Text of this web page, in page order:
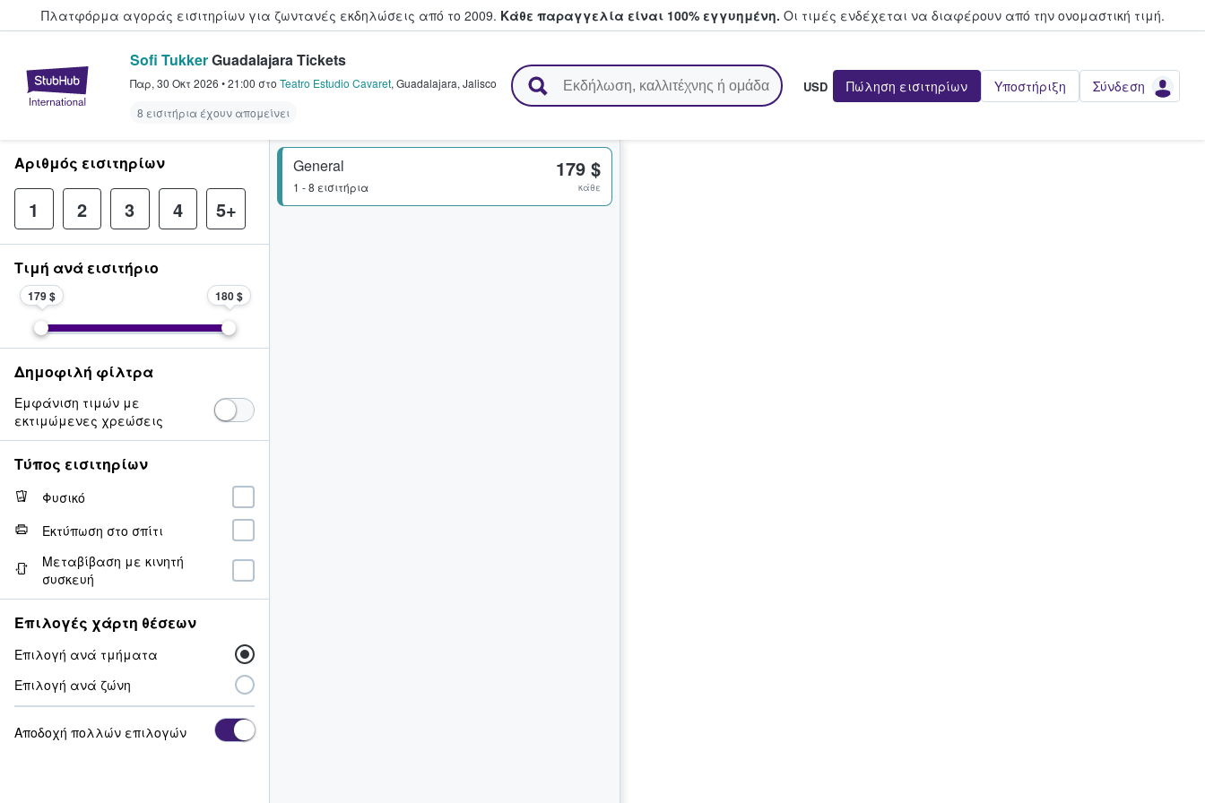
Πλατφόρμα αγοράς εισιτηρίων για ζωντανές εκδηλώσεις από το 2009. Κάθε παραγγελία είναι 100% εγγυημένη. Οι τιμές ενδέχεται να διαφέρουν από την oνομαστική τιμή.
StubHub - Όπου οι φαν αγοράζουν και πουλούν εισιτήρια
Sofi TukkerGuadalajara Tickets
Παρ, 30 Οκτ 2026 •21:00 στο Teatro Estudio Cavaret, Guadalajara, Jalisco
8 εισιτήρια έχουν απομείνει
USD Πώληση εισιτηρίων Υποστήριξη Σύνδεση
General
1 - 8 εισιτήρια
179 $
κάθε
Αριθμός εισιτηρίων
1 2 3 4 5+
Τιμή ανά εισιτήριο
179 $ 180 $
Δημοφιλή φίλτρα
Εμφάνιση τιμών με
εκτιμώμενες χρεώσεις
Τύπος εισιτηρίων
Φυσικό
Εκτύπωση στο σπίτι
Μεταβίβαση με κινητή
συσκευή
Επιλογές χάρτη θέσεων
Επιλογή ανά τμήματα
Επιλογή ανά ζώνη
Αποδοχή πολλών επιλογών